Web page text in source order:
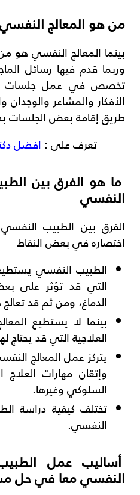
من هو المعالج النفسي
بينما المعالج النفسي
وربما قدم فيها رسائل
تخصص في عمل جلسات
الأفكار والمشاعر
طريق إقامة بعض الجلسات
تعرف على : افضل
ما هو الفرق بين
النفسي
الفرق بين الطبيب
اختصاره في بعض النقاط
الطبيب النفسي
التي قد تؤثر على
الدماغ، ومن ثم قد
بينما لا يستطيع
العلاجية التي قد يحتاج
يتركز عمل المعالج
وإتقان مهارات
السلوكي وغيرها.
تختلف كيفية دراسة
النفسي.
أساليب عمل
النفسي معا في حل